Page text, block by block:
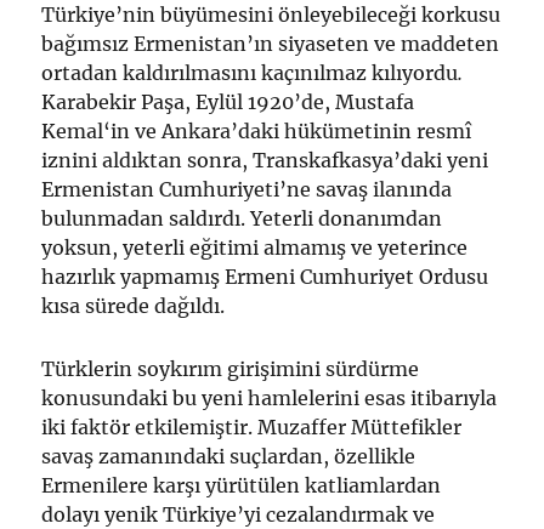
Türkiye’nin büyümesini önleyebileceği korkusu
bağımsız Ermenistan’ın siyaseten ve maddeten
ortadan kaldırılmasını kaçınılmaz kılıyordu.
Karabekir Paşa, Eylül 1920’de, Mustafa
Kemal‘in ve Ankara’daki hükümetinin resmî
iznini aldıktan sonra, Transkafkasya’daki yeni
Ermenistan Cumhuriyeti’ne savaş ilanında
bulunmadan saldırdı. Yeterli donanımdan
yoksun, yeterli eğitimi almamış ve yeterince
hazırlık yapmamış Ermeni Cumhuriyet Ordusu
kısa sürede dağıldı.
Türklerin soykırım girişimini sürdürme
konusundaki bu yeni hamlelerini esas itibarıyla
iki faktör etkilemiştir. Muzaffer Müttefikler
savaş zamanındaki suçlardan, özellikle
Ermenilere karşı yürütülen katliamlardan
dolayı yenik Türkiye’yi cezalandırmak ve